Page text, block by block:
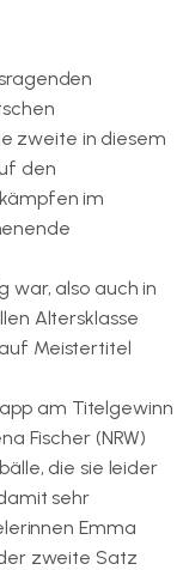
zweite in diesem
den
im
war, also auch in
Altersklasse
Meistertitel
am Titelgewinn
Fischer (NRW)
die sie leider
sehr
Emma
zweite Satz